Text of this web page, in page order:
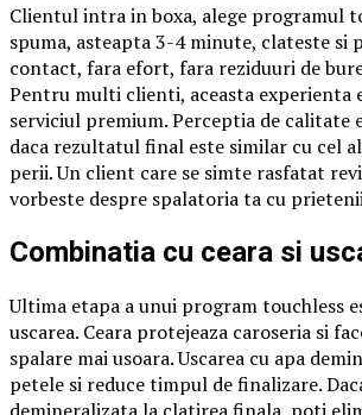
Clientul intra in boxa, alege programul
spuma, asteapta 3-4 minute, clateste si
contact, fara efort, fara reziduuri de
Pentru multi clienti, aceasta experienta
serviciul premium. Perceptia de calitate
daca rezultatul final este similar cu cel
perii. Un client care se simte rasfatat
vorbeste despre spalatoria ta cu
Combinatia cu ceara si
Ultima etapa a unui program touchless
uscarea. Ceara protejeaza caroseria si
spalare mai usoara. Uscarea cu apa
petele si reduce timpul de finalizare.